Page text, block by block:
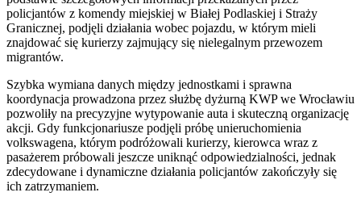
policjantów z komendy miejskiej w Białej Podlaskiej i Straży
Granicznej, podjęli działania wobec pojazdu, w którym mieli
znajdować się kurierzy zajmujący się nielegalnym przewozem
migrantów.
Szybka wymiana danych między jednostkami i sprawna
koordynacja prowadzona przez służbę dyżurną KWP we Wrocławiu
pozwoliły na precyzyjne wytypowanie auta i skuteczną organizację
akcji. Gdy funkcjonariusze podjęli próbę unieruchomienia
volkswagena, którym podróżowali kurierzy, kierowca wraz z
pasażerem próbowali jeszcze uniknąć odpowiedzialności, jednak
zdecydowane i dynamiczne działania policjantów zakończyły się
ich zatrzymaniem.